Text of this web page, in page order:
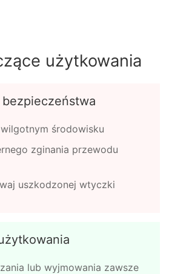
użytkowania
środowisku
zginania przewodu
uszkodzonej wtyczki
lub wyjmowania zawsze